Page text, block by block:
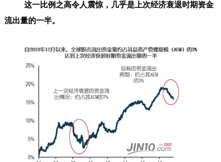
这一比例之高令人震惊，几乎是上次经济衰退时期资金
流出量的一半。